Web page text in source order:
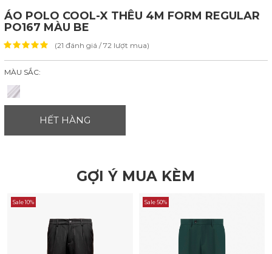
ÁO POLO COOL-X THÊU 4M FORM REGULAR
PO167 MÀU BE
(21 đánh giá / 72 lượt mua)
MÀU SẮC:
HẾT HÀNG
GỢI Ý MUA KÈM
Sale 10% Sale 50%